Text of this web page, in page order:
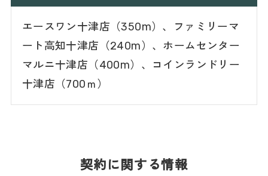
エースワン十津店（350m）、ファミリーマ
ート高知十津店（240m）、ホームセンター
マルニ十津店（400m）、コインランドリー
十津店（700ｍ）
契約に関する情報